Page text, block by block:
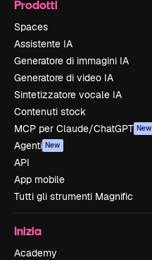
Prodotti
Spaces
Assistente IA
Generatore di immagini IA
Generatore di video IA
Sintetizzatore vocale IA
Contenuti stock
MCP per Claude/ChatGPT New
Agenti New
API
App mobile
Tutti gli strumenti Magnific
Inizia
Academy